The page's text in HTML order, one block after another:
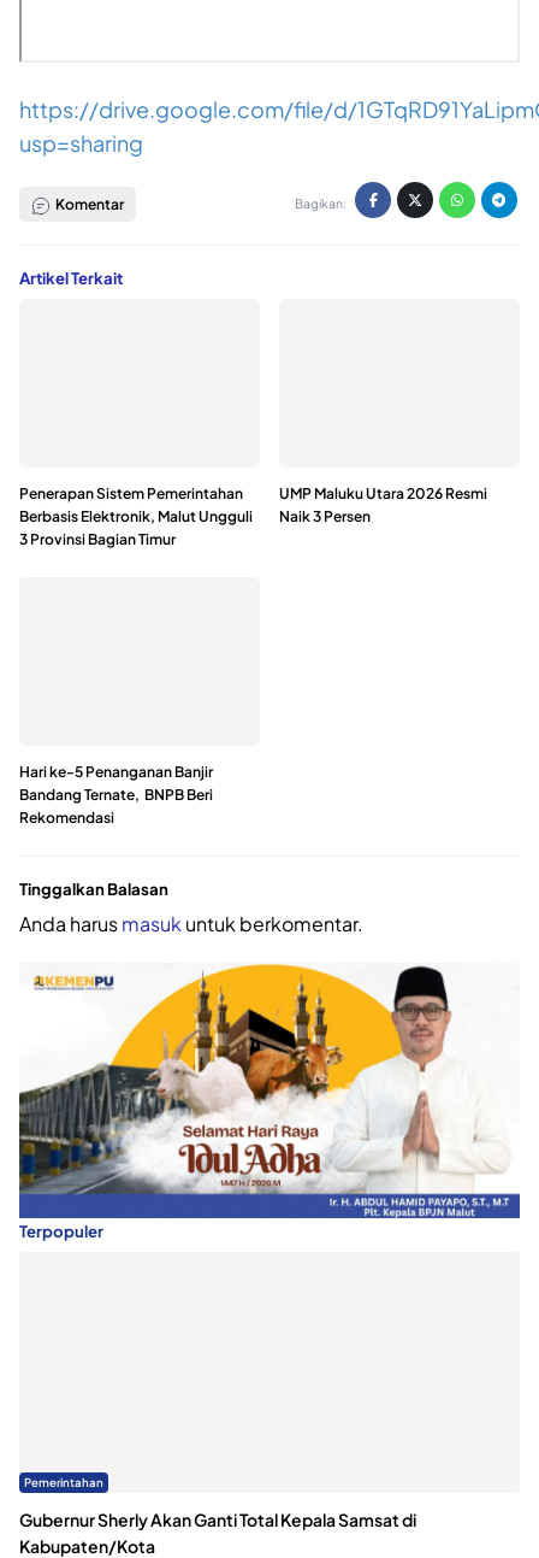
https://drive.google.com/file/d/
usp=sharing
Komentar Bagikan:
Artikel Terkait
Penerapan Sistem Pemerintahan
Berbasis Elektronik, Malut Ungguli
3 Provinsi Bagian Timur
UMP Maluku Utara 2026 Resmi
Naik 3 Persen
Hari ke-5 Penanganan Banjir
Bandang Ternate, BNPB Beri
Rekomendasi
Tinggalkan Balasan
Anda harusmasukuntuk berkomentar.
Terpopuler
Pemerintahan
Gubernur Sherly Akan Ganti Total Kepala Samsat di
Kabupaten/Kota